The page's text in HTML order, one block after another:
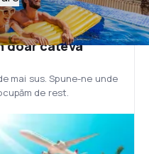
doar câteva
mai sus. Spune-ne unde
de rest.